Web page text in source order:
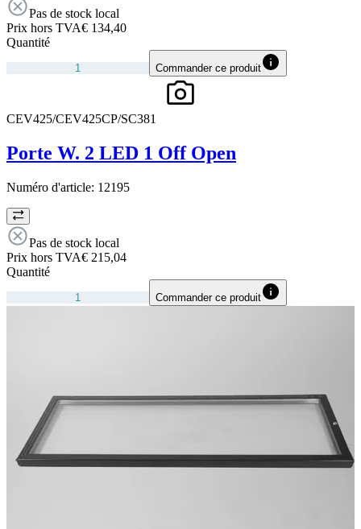
Pas de stock local
Prix hors TVA€ 134,40
Quantité
Commander ce produit
CEV425/CEV425CP/SC381
Porte W. 2 LED 1 Off Open
Numéro d'article: 12195
Pas de stock local
Prix hors TVA€ 215,04
Quantité
Commander ce produit